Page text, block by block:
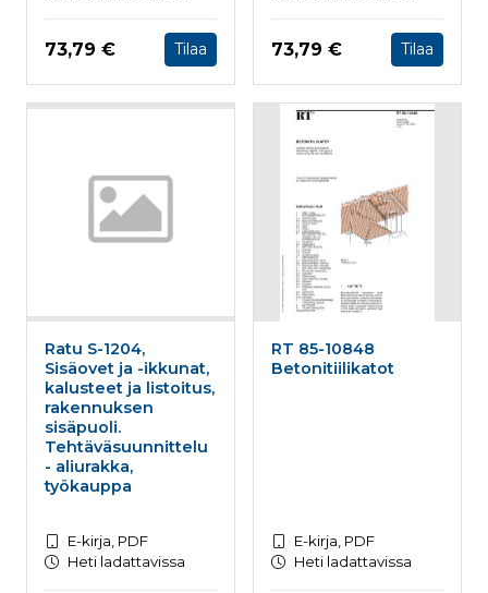
Hinta nyt
73,79 € Tilaa Hinta nyt
73,79 € Tilaa
Ratu S-1204,
Sisäovet ja -ikkunat,
kalusteet ja listoitus,
rakennuksen
sisäpuoli.
Tehtäväsuunnittelu
- aliurakka,
työkauppa
E-kirja, PDF
Heti ladattavissa
RT 85-10848
Betonitiilikatot
E-kirja, PDF
Heti ladattavissa